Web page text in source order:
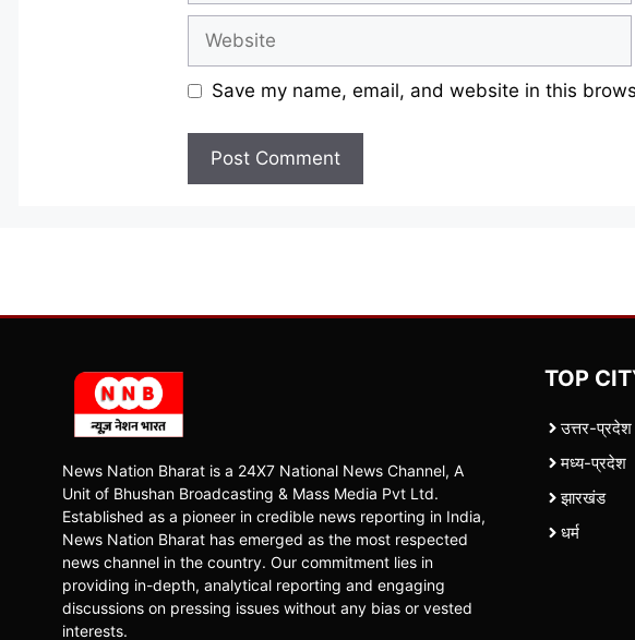
Website
Save my name, email, and website in this
News Nation Bharat is a 24X7 National News Channel, A
Unit of Bhushan Broadcasting & Mass Media Pvt Ltd.
Established as a pioneer in credible news reporting in India,
News Nation Bharat has emerged as the most respected
news channel in the country. Our commitment lies in
providing in-depth, analytical reporting and engaging
discussions on pressing issues without any bias or vested
interests.
TOP
उत्तर-प्रदेश
मध्य-प्रदेश
झारखंड
धर्म